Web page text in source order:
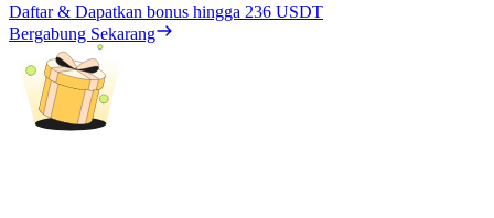
Daftar & Dapatkan bonus hingga 236 USDT
Bergabung Sekarang